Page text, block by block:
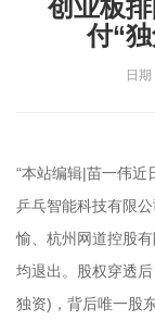
创业板
付“
日
“本站编辑|苗一伟近
乒乓智能科技有限
愉、杭州网道控股
均退出。股权穿透
独资)，背后唯一股